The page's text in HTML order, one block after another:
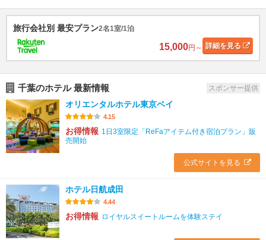
旅行会社別 最安プラン2名1室/1泊
15,000円～ 詳細を見る
千葉のホテル 最新情報 スポンサー提供
オリエンタルホテル東京ベイ
4.15
お得情報 1日3室限定「ReFaアイテム付き宿泊プラン」販
売開始
公式サイトを見る
ホテル日航成田
4.44
お得情報 ロイヤルスイートルームを体験ステイ